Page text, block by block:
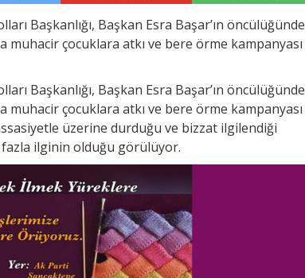
Başkanlığı, Başkan Esra Başar’ın öncülüğünde
muhacir çocuklara atkı ve bere örme kampanyası
Başkanlığı, Başkan Esra Başar’ın öncülüğünde
muhacir çocuklara atkı ve bere örme kampanyası
üzerine durduğu ve bizzat ilgilendiği
ilginin olduğu görülüyor.